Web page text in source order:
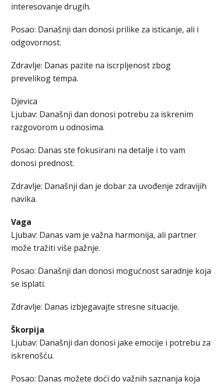
interesovanje drugih.
Posao: Današnji dan donosi prilike za isticanje, ali i
odgovornost.
Zdravlje: Danas pazite na iscrpljenost zbog
prevelikog tempa.
Djevica
Ljubav: Današnji dan donosi potrebu za iskrenim
razgovorom u odnosima.
Posao: Danas ste fokusirani na detalje i to vam
donosi prednost.
Zdravlje: Današnji dan je dobar za uvođenje zdravijih
navika.
Vaga
Ljubav: Danas vam je važna harmonija, ali partner
može tražiti više pažnje.
Posao: Današnji dan donosi mogućnost saradnje koja
se isplati.
Zdravlje: Danas izbjegavajte stresne situacije.
Škorpija
Ljubav: Današnji dan donosi jake emocije i potrebu za
iskrenošću.
Posao: Danas možete doći do važnih saznanja koja